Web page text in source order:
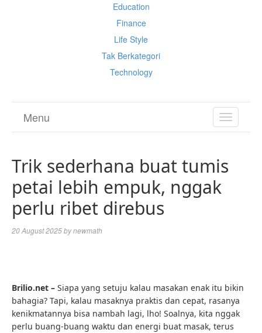
Education
Finance
Life Style
Tak Berkategori
Technology
TOGGLE
Menu
Trik sederhana buat tumis
petai lebih empuk, nggak
perlu ribet direbus
20 August 2025bynewmath
Brilio.net – Siapa yang setuju kalau masakan enak itu bikin
bahagia? Tapi, kalau masaknya praktis dan cepat, rasanya
kenikmatannya bisa nambah lagi, lho! Soalnya, kita nggak
perlu buang-buang waktu dan energi buat masak, terus